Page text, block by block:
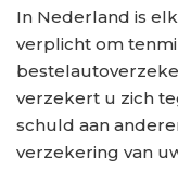
In Nederland is
verplicht om
verzekert u zich
schuld aan
verzekering van